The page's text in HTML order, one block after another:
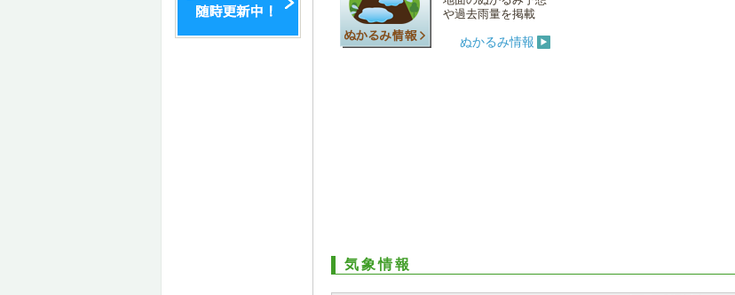
や過去雨量を掲載
ぬかるみ情報
気象情報